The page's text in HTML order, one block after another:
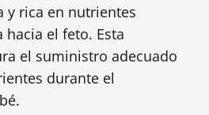
y rica en nutrientes
hacia el feto. Esta
el suministro adecuado
durante el